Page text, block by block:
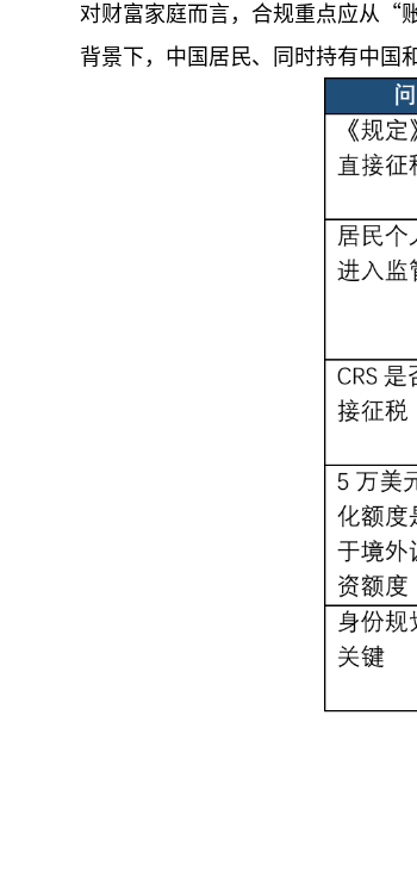
对财富家庭而言，合规重点应从“
背景下，中国居民、同时持有中国